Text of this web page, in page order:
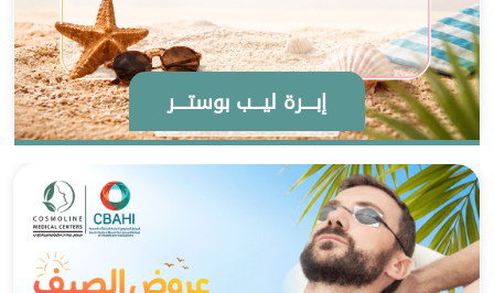
إبــــرة ليـــب بوستــــر